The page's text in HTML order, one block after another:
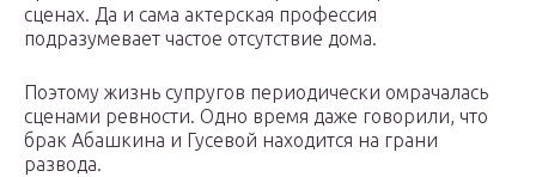
сценах. Да и сама актерская профессия
подразумевает частое отсутствие дома.
Поэтому жизнь супругов периодически омрачалась
сценами ревности. Одно время даже говорили, что
брак Абашкина и Гусевой находится на грани
развода.